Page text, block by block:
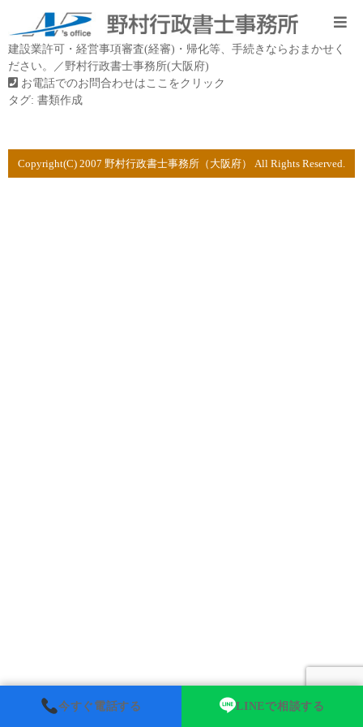
建設業許可・経営事項審査(経審)・帰化等、手続きならおまかせく
ださい。／野村行政書士事務所(大阪府)
お電話でのお問合わせはここをクリック
タグ: 書類作成
Copyright(C) 2007 野村行政書士事務所（大阪府） All Rights Reserved.
今すぐ電話する LINEで相談する